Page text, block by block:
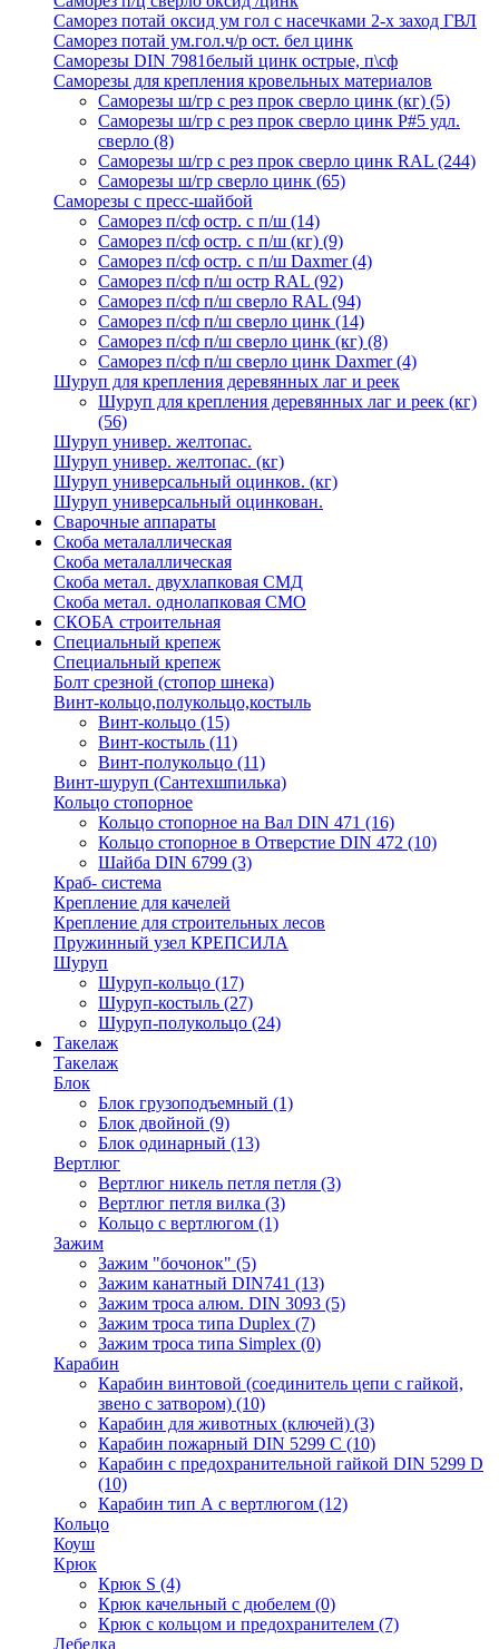
Саморез потай оксид ум гол с насечками 2-х заход ГВЛ
Саморез потай ум.гол.ч/р ост. бел цинк
Саморезы DIN 7981белый цинк острые, п\сф
Саморезы для крепления кровельных материалов
Саморезы ш/гр с рез прок сверло цинк (кг) (5)
Саморезы ш/гр с рез прок сверло цинк P#5 удл.
сверло (8)
Саморезы ш/гр с рез прок сверло цинк RAL (244)
Саморезы ш/гр сверло цинк (65)
Саморезы с пресс-шайбой
Саморез п/сф остр. с п/ш (14)
Саморез п/сф остр. с п/ш (кг) (9)
Саморез п/сф остр. с п/ш Daxmer(4)
Саморез п/сф п/ш остр RAL (92)
Саморез п/сф п/ш сверло RAL (94)
Саморез п/сф п/ш сверло цинк (14)
Саморез п/сф п/ш сверло цинк (кг) (8)
Саморез п/сф п/ш сверло цинк Daxmer(4)
Шуруп для крепления деревянных лаг и реек
Шуруп для крепления деревянных лаг и реек (кг)
(56)
Шуруп универ. желтопас.
Шуруп универ. желтопас. (кг)
Шуруп универсальный оцинков. (кг)
Шуруп универсальный оцинкован.
Сварочные аппараты
Скоба металаллическая
Скоба металаллическая
Скоба метал. двухлапковая СМД
Скоба метал. однолапковая СМО
СКОБА строительная
Специальный крепеж
Специальный крепеж
Болт срезной (стопор шнека)
Винт-кольцо,полукольцо,костыль
Винт-кольцо (15)
Винт-костыль (11)
Винт-полукольцо (11)
Винт-шуруп (Сантехшпилька)
Кольцо стопорное
Кольцо cтопорное на Вал DIN 471 (16)
Кольцо стопорное в Отверстие DIN 472 (10)
Шайба DIN 6799 (3)
Краб- система
Крепление для качелей
Крепление для строительных лесов
Пружинный узел КРЕПСИЛА
Шуруп
Шуруп-кольцо (17)
Шуруп-костыль (27)
Шуруп-полукольцо (24)
Такелаж
Такелаж
Блок
Блок грузоподъемный (1)
Блок двойной (9)
Блок одинарный (13)
Вертлюг
Вертлюг никель петля петля (3)
Вертлюг петля вилка (3)
Кольцо с вертлюгом (1)
Зажим
Зажим "бочонок" (5)
Зажим канатный DIN741 (13)
Зажим троса алюм. DIN 3093 (5)
Зажим троса типа Duplex (7)
Зажим троса типа Simplex (0)
Карабин
Карабин винтовой (соединитель цепи с гайкой,
звено с затвором) (10)
Карабин для животных (ключей) (3)
Карабин пожарный DIN 5299 C (10)
Карабин с предохранительной гайкой DIN 5299 D
(10)
Карабин тип А с вертлюгом (12)
Кольцо
Коуш
Крюк
Крюк S (4)
Крюк качельный с дюбелем (0)
Крюк с кольцом и предохранителем (7)
Лебедка